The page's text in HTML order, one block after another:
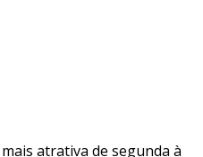
atrativa de segunda à